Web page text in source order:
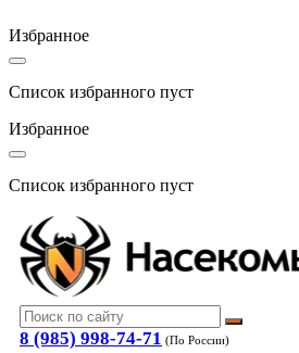
Избранное
Список избранного пуст
Избранное
Список избранного пуст
8 (985) 998-74-71 (По России)